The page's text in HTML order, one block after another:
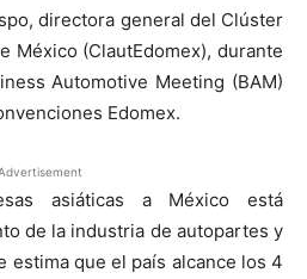
directora general del Clúster
México (ClautEdomex), durante
Automotive Meeting (BAM)
Edomex.
asiáticas a México está
de la industria de autopartes y
estima que el país alcance los 4